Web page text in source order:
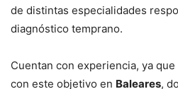
de distintas especialidades
diagnóstico temprano.
Cuentan con experiencia, ya
con este objetivo en Baleares,